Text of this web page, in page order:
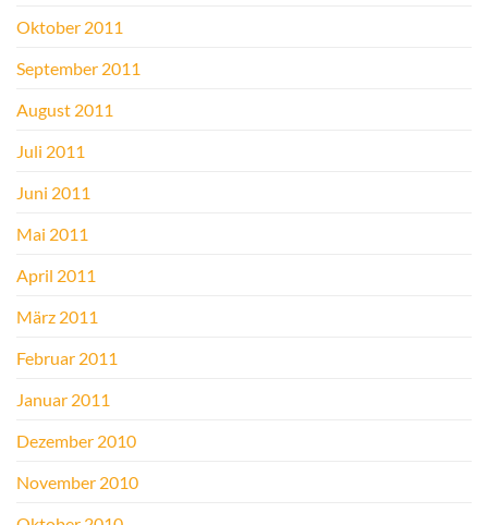
Oktober 2011
September 2011
August 2011
Juli 2011
Juni 2011
Mai 2011
April 2011
März 2011
Februar 2011
Januar 2011
Dezember 2010
November 2010